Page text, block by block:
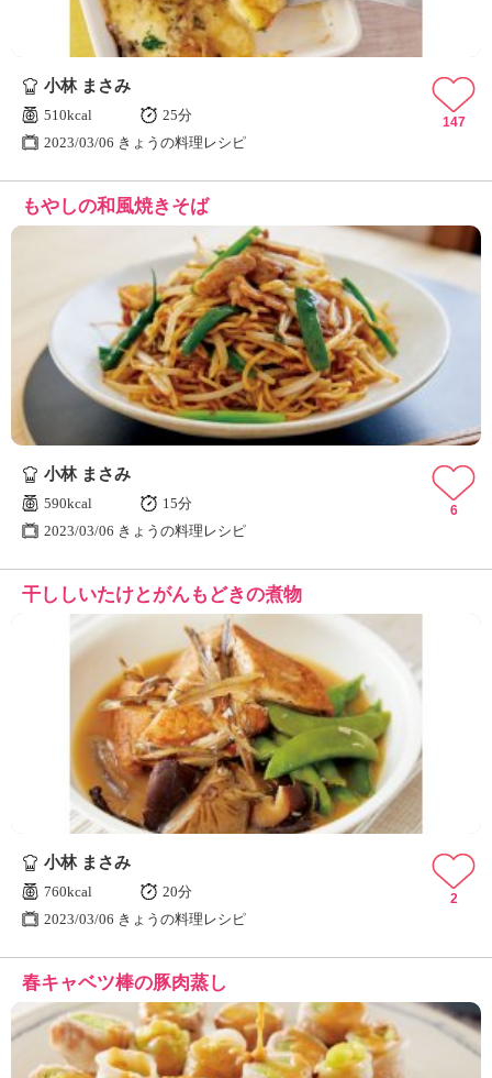
ョ
ナ
ん
の
ょ
う
の
料
理
」
小林 まさみ
510kcal
25分
2023/03/06 きょうの料理レシピ
147
もやしの和風焼きそば
小林 まさみ
590kcal
15分
2023/03/06 きょうの料理レシピ
6
干ししいたけとがんもどきの煮物
小林 まさみ
760kcal
20分
2023/03/06 きょうの料理レシピ
2
春キャベツ棒の豚肉蒸し